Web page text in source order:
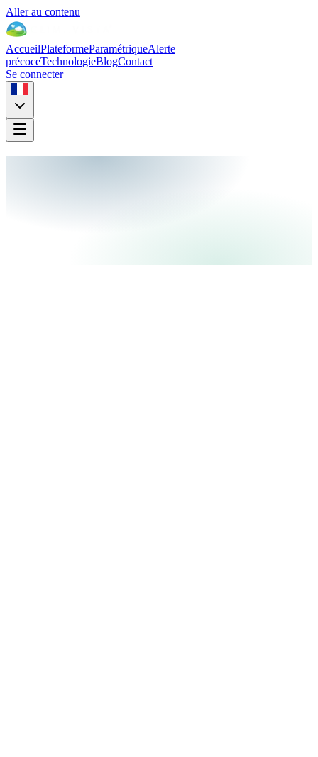
Aller au contenu
AccueilPlateformeParamétriqueAlerte
précoceTechnologieBlogContact
Se connecter